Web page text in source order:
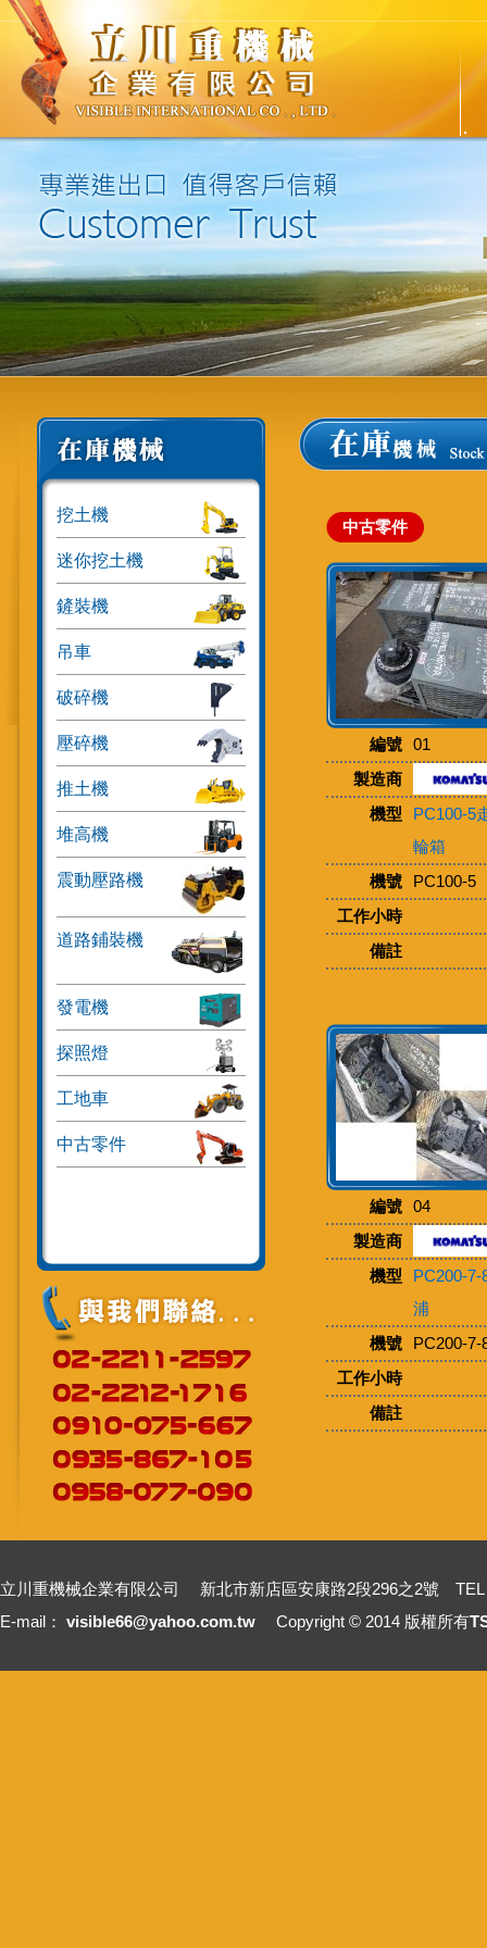
挖土機
迷你挖土機
鏟裝機
吊車
破碎機
壓碎機
推土機
堆高機
震動壓路機
道路鋪裝機
發電機
探照燈
工地車
中古零件
中古零件
編號
01
製造商
機型
PC100-5
輪箱
機號
PC100-5
工作小時
備註
編號
04
製造商
機型
PC200-7-
浦
機號
PC200-7-
工作小時
備註
立川重機械企業有限公司 新北市新店區安康路2段296之2號 TEL
E-mail： visible66@yahoo.com.tw Copyright © 2014 版權所有